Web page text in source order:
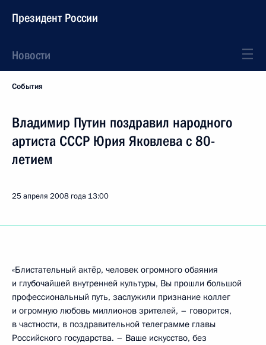
Президент России
Новости
События
Владимир Путин поздравил народного
артиста СССР Юрия Яковлева с 80-
летием
25 апреля 2008 года 13:00
«Блистательный актёр, человек огромного обаяния
и глубочайшей внутренней культуры, Вы прошли большой
профессиональный путь, заслужили признание коллег
и огромную любовь миллионов зрителей, – говорится,
в частности, в поздравительной телеграмме главы
Российского государства. – Ваше искусство, без